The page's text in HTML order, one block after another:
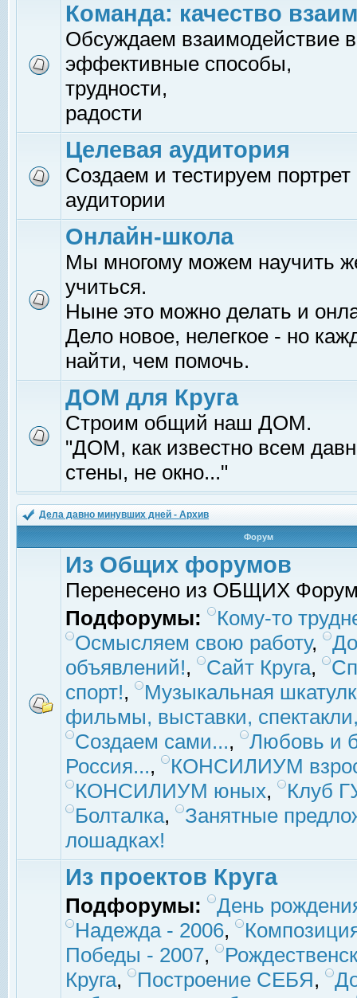
Команда: качество
Обсуждаем взаимодействие
эффективные способы,
трудности,
радости
Целевая аудитория
Создаем и тестируем
аудитории
Онлайн-школа
Мы многому можем научить
учиться.
Ныне это можно делать и
Дело новое, нелегкое - но
найти, чем помочь.
ДОМ для Круга
Строим общий наш ДОМ.
"ДОМ, как известно всем
стены, не окно..."
Дела давно минувших дней - Архив
Форум
Из Общих форумов
Перенесено из ОБЩИХ
Подфорумы:
Кому-то
Осмысляем свою работу,
объявлений!, Сайт Круга,
спорт!,
Музыкальная
фильмы, выставки,
Создаем сами...,
Любовь и
Россия...,
КОНСИЛИУМ
КОНСИЛИУМ юных,
Клуб
Болталка,
Занятные
лошадках!
Из проектов Круга
Подфорумы:
День
Надежда - 2006,
Победы - 2007,
Круга, Построение СЕБЯ,